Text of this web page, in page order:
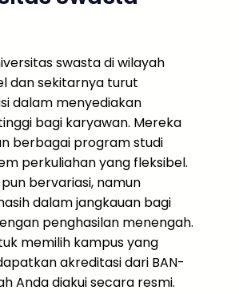
swasta di wilayah
dan sekitarnya turut
dalam menyediakan
bagi karyawan. Mereka
berbagai program studi
perkuliahan yang fleksibel.
bervariasi, namun
dalam jangkauan bagi
penghasilan menengah.
memilih kampus yang
akreditasi dari BAN-
Anda diakui secara resmi.